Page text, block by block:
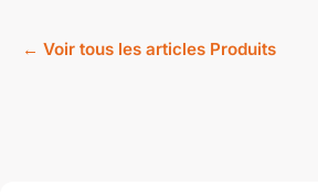
← Voir tous les articles Produits